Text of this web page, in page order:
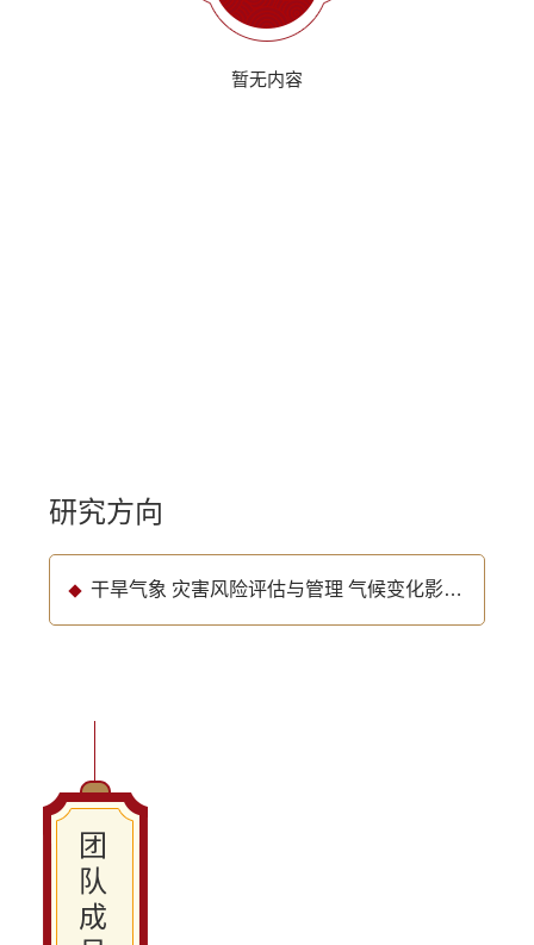
暂无内容
研究方向
干旱气象 灾害风险评估与管理 气候变化影响 GIS集成应用
团
队
成